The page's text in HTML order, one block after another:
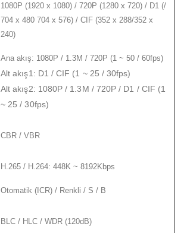
1080P (1920 x 1080) / 720P (1280 x 720) / D1 (/
704 x 480 704 x 576) / CIF (352 x 288/352 x
240)
Ana akış: 1080P / 1.3M / 720P (1 ~ 50 / 60fps)
Alt akış1: D1 / CIF (1 ~ 25 / 30fps)
Alt akış2: 1080P / 1.3M / 720P / D1 / CIF (1
~ 25 / 30fps)
CBR / VBR
H.265 / H.264: 448K ~ 8192Kbps
Otomatik (ICR) / Renkli / S / B
BLC / HLC / WDR (120dB)